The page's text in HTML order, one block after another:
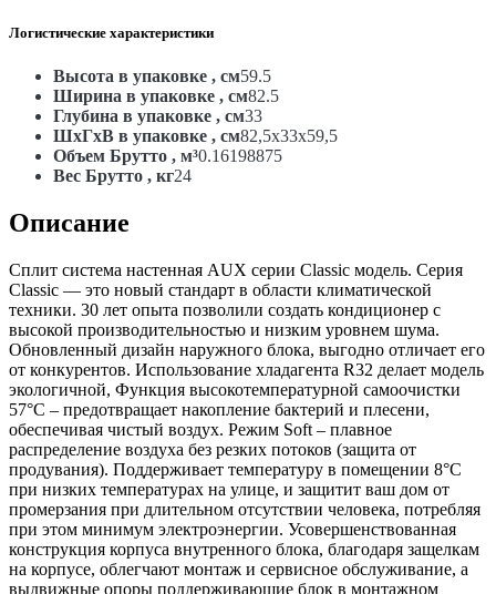
Логистические характеристики
Высота в упаковке , см59.5
Ширина в упаковке , см82.5
Глубина в упаковке , см33
ШxГxВ в упаковке , см82,5x33x59,5
Объем Брутто , м³0.16198875
Вес Брутто , кг24
Описание
Сплит система настенная AUX серии Classic модель. Серия
Classic — это новый стандарт в области климатической
техники. 30 лет опыта позволили создать кондиционер с
высокой производительностью и низким уровнем шума.
Обновленный дизайн наружного блока, выгодно отличает его
от конкурентов. Использование хладагента R32 делает модель
экологичной, Функция высокотемпературной самоочистки
57°C – предотвращает накопление бактерий и плесени,
обеспечивая чистый воздух. Режим Soft – плавное
распределение воздуха без резких потоков (защита от
продувания). Поддерживает температуру в помещении 8°C
при низких температурах на улице, и защитит ваш дом от
промерзания при длительном отсутствии человека, потребляя
при этом минимум электроэнергии. Усовершенствованная
конструкция корпуса внутренного блока, благодаря защелкам
на корпусе, облегчают монтаж и сервисное обслуживание, а
выдвижные опоры поддерживающие блок в монтажном